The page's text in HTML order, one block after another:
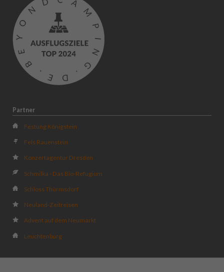
Partner
Festung Königstein
Fels Rauenstein
Konzertagentur Dresden
Schmilka - Das Bio-Refugium
Schloss Thürmsdorf
Neuland-Zeitreisen
Advent auf dem Neumarkt
Leuchtenburg